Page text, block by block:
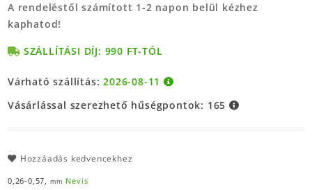
A rendeléstől számított 1-2 napon belül kézhez
kaphatod!
SZÁLLÍTÁSI DÍJ: 990 FT-TÓL
Várható szállítás:2026-08-11
Vásárlással szerezhető hűségpontok: 165
Hozzáadás kedvencekhez
0,26-0,57, mm Nevis